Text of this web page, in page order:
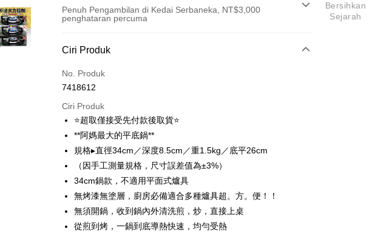
Penuh Pengambilan di Kedai Serbaneka, NT$3,000
penghataran percuma
Kaedah Pembayaran
Kad Kredit (Bayaran Penuh)
LINE Pay
Apple Pay
JKOPAY
OP Pay Later
Deskripsi
[Terma Penggunaan untuk OP Pay Later]
Perkhidmatan ini disediakan oleh Taiwan Mobile dan tersedia untuk
Pemindahan ATM
Ciri Produk
No. Produk
7418612
Ciri Produk
⭐超取僅接受先付款後取貨⭐
**阿媽最大的平底鍋**
規格▸直徑34cm／深度8.5cm／重1.5kg／底平26cm
（因手工測量規格，尺寸誤差值為±3%）
34cm鍋款，不適用平面式爐具
無烤漆無塗層，廚房必備適合多種爐具超。方。便！！
無須開鍋，收到鍋內外清洗煎，炒，直接上桌
從煎到烤，一鍋到底導熱快速，均勻受熱
Bersihkan
Sejarah